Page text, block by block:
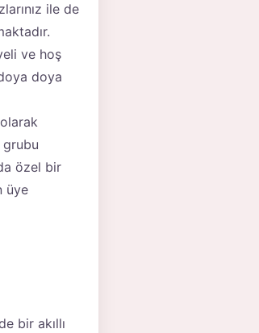
ile de
ve hoş
doya
grubu
özel bir
üye
bir akıllı